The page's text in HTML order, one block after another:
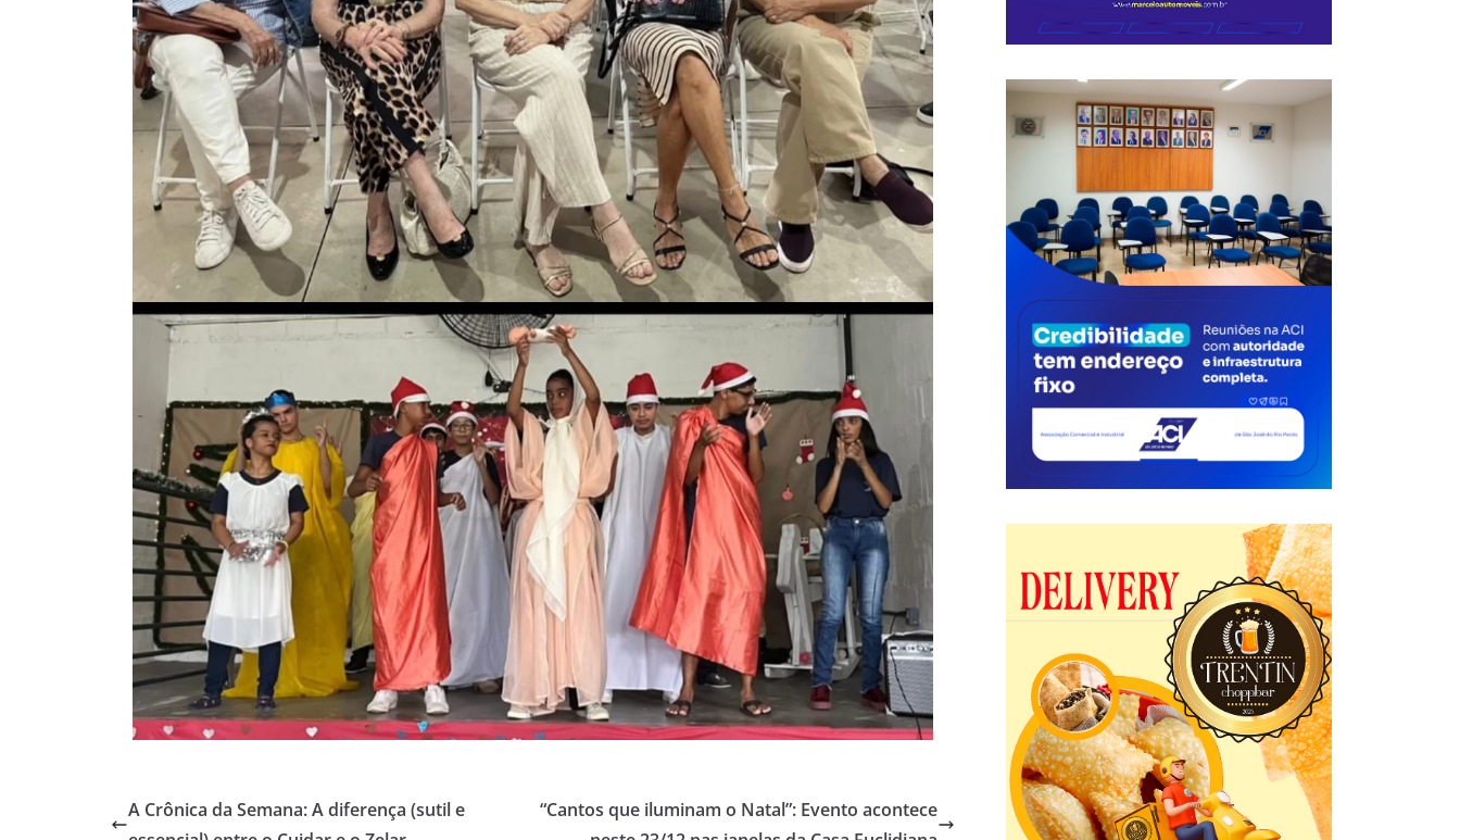
A Crônica da Semana: A diferença (sutil e
“Cantos que iluminam o Natal”: Evento acontece